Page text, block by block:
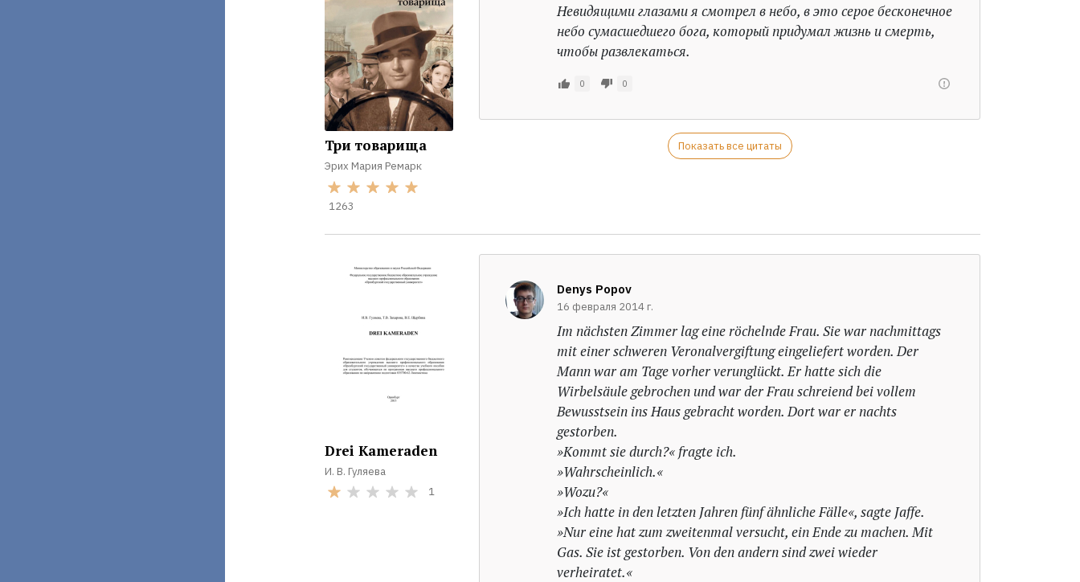
Три товарища
Эрих Мария Ремарк
1263
Невидящими глазами я смотрел в небо, в это серое бесконечное
небо сумасшедшего бога, который придумал жизнь и смерть,
чтобы развлекаться.
0 0
Показать все цитаты
Drei Kameraden
И. В. Гуляева
1
Denys Popov
16 февраля 2014 г.
Im nächsten Zimmer lag eine röchelnde Frau. Sie war nachmittags
mit einer schweren Veronalvergiftung eingeliefert worden. Der
Mann war am Tage vorher verunglückt. Er hatte sich die
Wirbelsäule gebrochen und war der Frau schreiend bei vollem
Bewusstsein ins Haus gebracht worden. Dort war er nachts
gestorben.
»Kommt sie durch?« fragte ich.
»Wahrscheinlich.«
»Wozu?«
»Ich hatte in den letzten Jahren fünf ähnliche Fälle«, sagte Jaffe.
»Nur eine hat zum zweitenmal versucht, ein Ende zu machen. Mit
Gas. Sie ist gestorben. Von den andern sind zwei wieder
verheiratet.«